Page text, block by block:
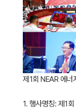
제1회 NEAR 에
1. 행사명칭: 제1